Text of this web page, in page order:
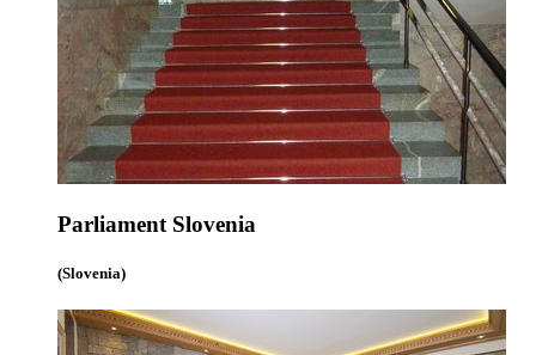
Parliament Slovenia
(Slovenia)